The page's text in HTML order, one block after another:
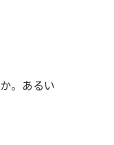
。あるい